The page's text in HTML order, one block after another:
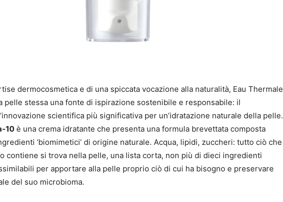
dermocosmetica e di una spiccata vocazione alla naturalità, Eau Thermale
pelle stessa una fonte di ispirazione sostenibile e responsabile: il
scientifica più significativa per un’idratazione naturale della pelle.
10 è una crema idratante che presenta una formula brevettata composta
‘biomimetici’ di origine naturale. Acqua, lipidi, zuccheri: tutto ciò che
contiene si trova nella pelle, una lista corta, non più di dieci ingredienti
per apportare alla pelle proprio ciò di cui ha bisogno e preservare
del suo microbioma.